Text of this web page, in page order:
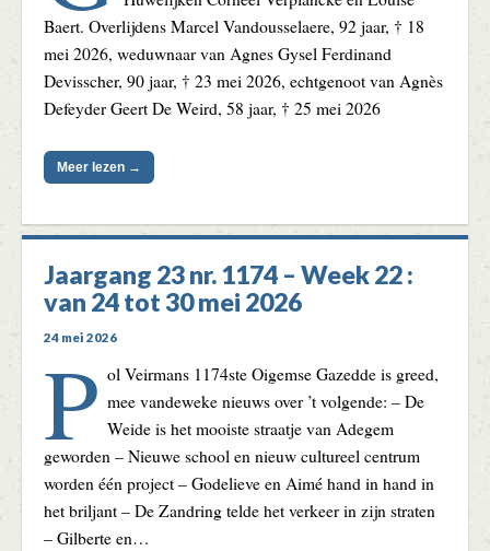
Baert. Overlijdens Marcel Vandousselaere, 92 jaar, † 18
mei 2026, weduwnaar van Agnes Gysel Ferdinand
Devisscher, 90 jaar, † 23 mei 2026, echtgenoot van Agnès
Defeyder Geert De Weird, 58 jaar, † 25 mei 2026
Meer lezen →
Jaargang 23 nr. 1174 – Week 22 :
van 24 tot 30 mei 2026
24 mei 2026
P ol Veirmans 1174ste Oigemse Gazedde is greed,
mee vandeweke nieuws over ’t volgende: – De
Weide is het mooiste straatje van Adegem
geworden – Nieuwe school en nieuw cultureel centrum
worden één project – Godelieve en Aimé hand in hand in
het briljant – De Zandring telde het verkeer in zijn straten
– Gilberte en…